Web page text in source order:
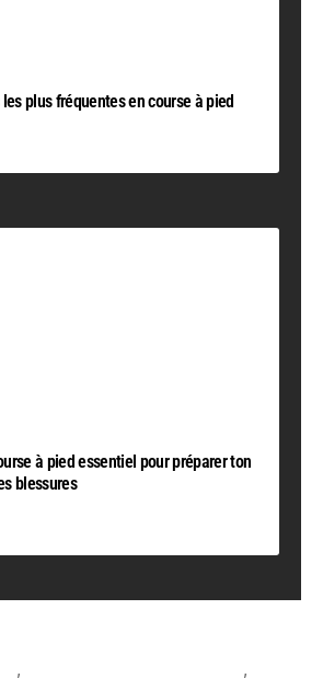
plus fréquentes en course à pied
à pied essentiel pour préparer ton
blessures